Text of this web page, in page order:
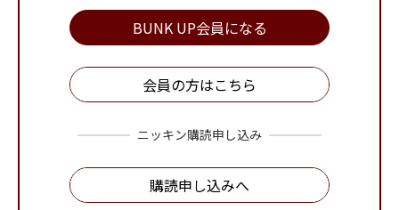
BUNK UP会員になる
会員の方はこちら
ニッキン購読申し込み
購読申し込みへ